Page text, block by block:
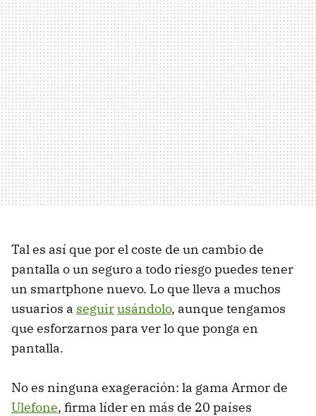
Tal es así que por el coste de un cambio de
pantalla o un seguro a todo riesgo puedes tener
un smartphone nuevo. Lo que lleva a muchos
usuarios a seguirusándolo, aunque tengamos
que esforzarnos para ver lo que ponga en
pantalla.
No es ninguna exageración: la gama Armor de
Ulefone, firma líder en más de 20 países